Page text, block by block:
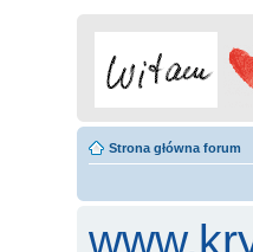
Strona główna forum